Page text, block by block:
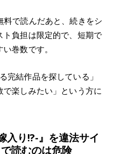
で読んだあと、続きをシ
負担は限定的で、短期で
巻数です。
完結作品を探している」
で楽しみたい」という方に
入り!?-』を違法サイ
読むのは危険